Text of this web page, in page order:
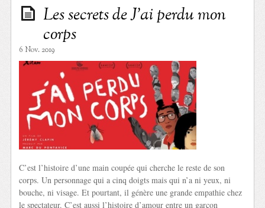
Les secrets de J’ai perdu mon
corps
6 Nov. 2019
C’est l’histoire d’une main coupée qui cherche le reste de son
corps. Un personnage qui a cinq doigts mais qui n’a ni yeux, ni
bouche, ni visage. Et pourtant, il génère une grande empathie chez
le spectateur. C’est aussi l’histoire d’amour entre un garçon